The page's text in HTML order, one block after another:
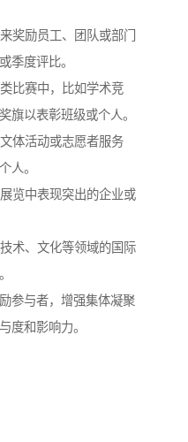
奖励员工、团队或部门
季度评比。
比赛中，比如学术竞
旗以表彰班级或个人。
体活动或志愿者服务
人。
览中表现突出的企业或
术、文化等领域的国际
参与者，增强集体凝聚
度和影响力。